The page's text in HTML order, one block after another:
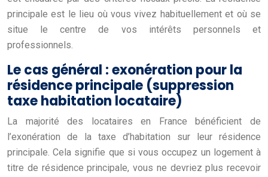
principale est le lieu où vous vivez habituellement et où se
situe le centre de vos intérêts personnels et
professionnels.
Le cas général : exonération pour la
résidence principale (suppression
taxe habitation locataire)
La majorité des locataires en France bénéficient de
l’exonération de la taxe d’habitation sur leur résidence
principale. Cela signifie que si vous occupez un logement à
titre de résidence principale, vous ne devriez plus recevoir